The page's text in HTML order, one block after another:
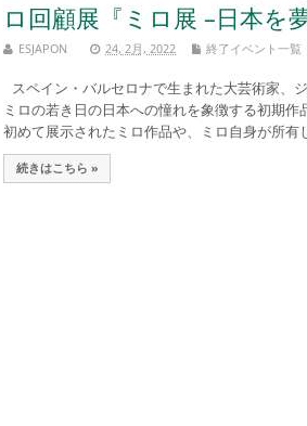
ロ回顧展『ミロ展 –日本を
ESJAPON 24, 2月, 2022 終了イベント一覧
スペイン・バルセロナで生まれた大芸術家、
ミロの若き日の日本への憧れを象徴する初期
初めて展示されたミロ作品や、ミロ自身が所有
続きはこちら »